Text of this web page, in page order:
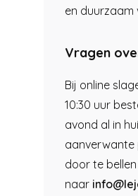
en duurzaam
Vragen
Bij online
10:30 uur
avond al in
aanverwante
door te
naar